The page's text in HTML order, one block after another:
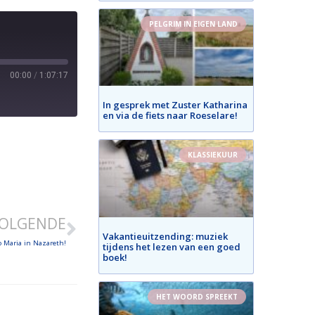
00:00 / 1:07:17
Maria in Nazareth!
PELGRIM IN EIGEN LAND
In gesprek met Zuster Katharina
en via de fiets naar Roeselare!
KLASSIEKUUR
Vakantieuitzending: muziek
tijdens het lezen van een goed
boek!
HET WOORD SPREEKT